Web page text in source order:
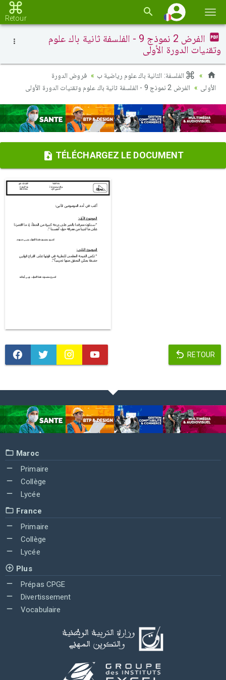
la
Retour
الفرض 2 نموذج 9 - الفلسفة ثانية باك علوم
وتقنيات الدورة الأولى
الفلسفة: الثانية باك علوم رياضية ب
فروض الدورة
الأولى
الفرض 2 نموذج 9 - الفلسفة ثانية باك علوم وتقنيات الدورة الأولى
TÉLÉCHARGEZ LE DOCUMENT
RETOUR
Maroc
Primaire
Collège
Lycée
France
Primaire
Collège
Lycée
Plus
Prépas CPGE
Divertissement
Vocabulaire